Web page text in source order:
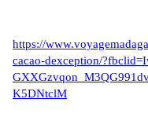
https://
cacao-dexception/
K5DNtclM